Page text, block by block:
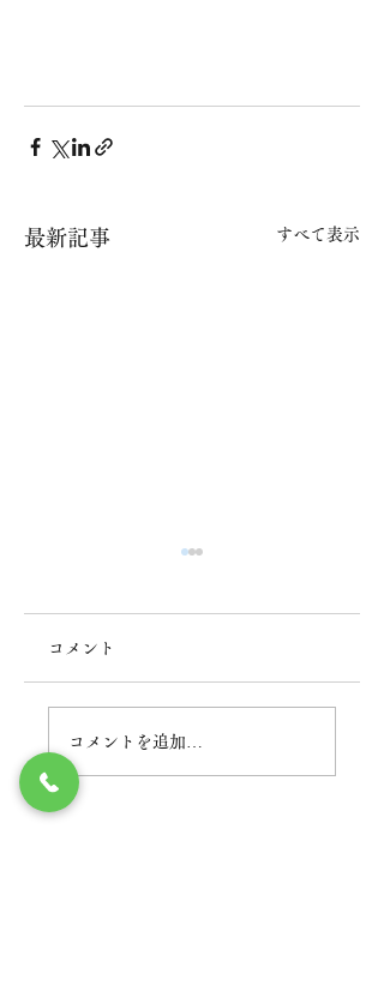
最新記事 すべて表示
BBQ QUEEN
コメント
コメントを追加…